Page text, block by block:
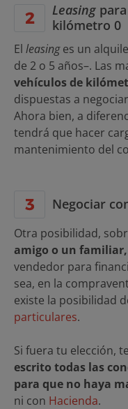
Leasing
kilómetro 0
El leasinges un
de 2 o 5 años–. Las
vehículos de
dispuestas a
Ahora bien, a
tendrá que hacer
mantenimiento del
Negociar
Otra posibilidad,
amigo o un familiar,
vendedor para
sea, en la
existe la posibilidad
particulares.
Si fuera tu elección,
escrito todas las
para que no haya
ni con Hacienda.